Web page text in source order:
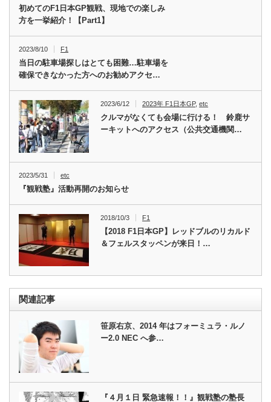
初めてのF1日本GP観戦、現地での楽しみ
方を一挙紹介！【Part1】
2023/8/10 F1
当日の駐車場探しはとても困難…駐車場を
確保できなかった方へのお勧めアクセ…
2023/6/12 2023年 F1日本GP,etc
クルマがなくても会場に行ける！ 鈴鹿サ
ーキットへのアクセス（公共交通機関…
2023/5/31 etc
『観戦塾』活動再開のお知らせ
2018/10/3 F1
【2018 F1日本GP】レッドブルのリカルド
＆フェルスタッペンが来日！…
関連記事
笹原右京、2014 年はフォーミュラ・ルノ
ー2.0 NEC へ参…
『４月１日 緊急速報！！』観戦塾の塾長